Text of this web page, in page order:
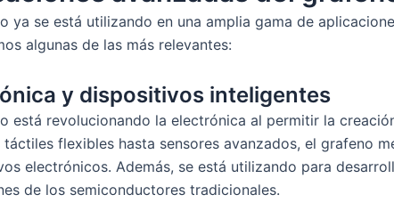
ya se está utilizando en una amplia gama de
algunas de las más relevantes:
y dispositivos inteligentes
está revolucionando la electrónica al permitir la
táctiles flexibles hasta sensores avanzados, el grafeno
electrónicos. Además, se está utilizando para
de los semiconductores tradicionales.